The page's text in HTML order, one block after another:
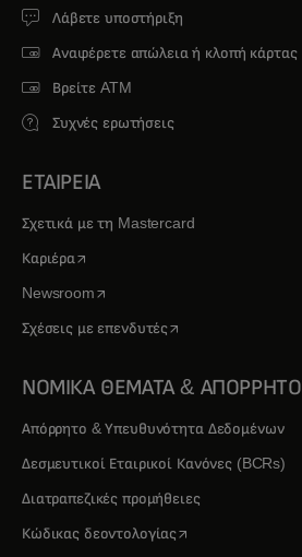
Λάβετε υποστήριξη
Αναφέρετε απώλεια ή κλοπή κάρτας
Βρείτε ATM
Συχνές ερωτήσεις
ΕΤΑΙΡΕΙΑ
Σχετικά με τη Mastercard
Καριέραopens in a new tab
Newsroomopens in a new tab
Σχέσεις με επενδυτέςopens in a new tab
ΝΟΜΙΚΑ ΘΕΜΑΤΑ & ΑΠΟΡΡΗΤΟ
Απόρρητο & Υπευθυνότητα Δεδομένων
Δεσμευτικοί Εταιρικοί Κανόνες (BCRs)
Διατραπεζικές προμήθειες
Κώδικας δεοντολογίαςopens in a new tab